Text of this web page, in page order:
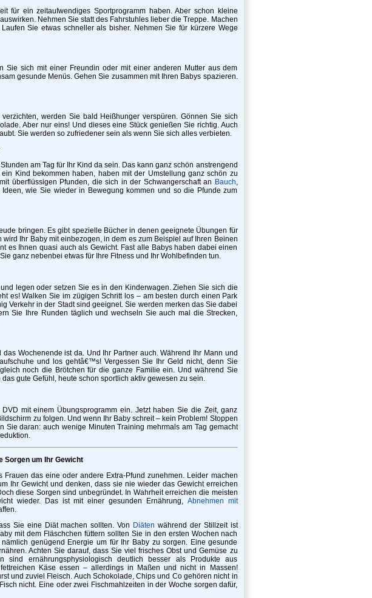
für ein zeitaufwendiges Sportprogramm haben. Aber schon kleine
Nehmen Sie statt des Fahrstuhles lieber die Treppe. Machen
Sie etwas schneller als bisher. Nehmen Sie für kürzere Wege
Sie sich mit einer Freundin oder mit einer anderen Mutter aus dem
gesunde Menüs. Gehen Sie zusammen mit Ihren Babys spazieren.
werden Sie bald Heißhunger verspüren. Gönnen Sie sich
Aber nur eins! Und dieses eine Stück genießen Sie richtig. Auch
Sie werden so zufriedener sein als wenn Sie sich alles verbieten.
am Tag für Ihr Kind da sein. Das kann ganz schön anstrengend
Kind bekommen haben, haben mit der Umstellung ganz schön zu
überflüssigen Pfunden, die sich in der Schwangerschaft an Bauch
wie Sie wieder in Bewegung kommen und so die Pfunde zum
bringen. Es gibt spezielle Bücher in denen geeignete Übungen für
Ihr Baby mit einbezogen, in dem es zum Beispiel auf Ihren Beinen
es Ihnen quasi auch als Gewicht. Fast alle Babys haben dabei einen
ganz nebenbei etwas für Ihre Fitness und Ihr Wohlbefinden tun.
legen oder setzen Sie es in den Kinderwagen. Ziehen Sie sich die
es! Walken Sie im zügigen Schritt los – am besten durch einen Park
Verkehr in der Stadt sind geeignet. Sie werden merken das Sie dabei
Sie Ihre Runden täglich und wechseln Sie auch mal die Strecken,
Wochenende ist da. Und Ihr Partner auch. Während Ihr Mann und
und los gehtâ€™s! Vergessen Sie Ihr Geld nicht, denn Sie
noch die Brötchen für die ganze Familie ein. Und während Sie
gute Gefühl, heute schon sportlich aktiv gewesen zu sein.
mit einem Übungsprogramm ein. Jetzt haben Sie die Zeit, ganz
zu folgen. Und wenn Ihr Baby schreit – kein Problem! Stoppen
Sie daran: auch wenige Minuten Training mehrmals am Tag gemacht
Sorgen um Ihr Gewicht
das eine oder andere Extra-Pfund zunehmen. Leider machen
Ihr Gewicht und denken, dass sie nie wieder das Gewicht erreichen
diese Sorgen sind unbegründet. In Wahrheit erreichen die meisten
wieder. Das ist mit einer gesunden Ernährung, Abnehmen mit
Sie eine Diät machen sollten. Von Diäten während der Stillzeit ist
mit dem Fläschchen füttern sollten Sie in den ersten Wochen nach
genügend Energie um für Ihr Baby zu sorgen. Eine gesunde
Achten Sie darauf, dass Sie viel frisches Obst und Gemüse zu
sind ernährungsphysiologisch deutlich besser als Produkte aus
Käse essen – allerdings in Maßen und nicht in Massen!
und zuviel Fleisch. Auch Schokolade, Chips und Co gehören nicht in
nicht. Eine oder zwei Fischmahlzeiten in der Woche sorgen dafür,